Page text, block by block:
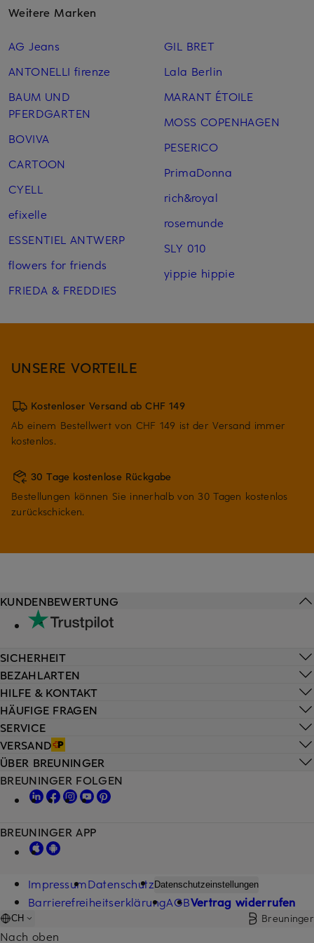
Weitere Marken
AG Jeans
ANTONELLI firenze
BAUM UND
PFERDGARTEN
BOVIVA
CARTOON
CYELL
efixelle
ESSENTIEL ANTWERP
flowers for friends
FRIEDA & FREDDIES
GIL BRET
Lala Berlin
MARANT ÉTOILE
MOSS COPENHAGEN
PESERICO
PrimaDonna
rich&royal
rosemunde
SLY 010
yippie hippie
UNSERE VORTEILE
Kostenloser Versand ab CHF 149
Ab einem Bestellwert von CHF 149 ist der Versand immer
kostenlos.
30 Tage kostenlose Rückgabe
Bestellungen können Sie innerhalb von 30 Tagen kostenlos
zurückschicken.
HILFE & KONTAKT
HÄUFIGE FRAGEN
SERVICE
VERSAND
KUNDENBEWERTUNG
SICHERHEIT
BEZAHLARTEN
ÜBER BREUNINGER
BREUNINGER FOLGEN
BREUNINGER APP
ImpressumDatenschutzDatenschutzeinstellungen
BarrierefreiheitserklärungAGBVertrag widerrufen
CH Breuninger
Nach oben